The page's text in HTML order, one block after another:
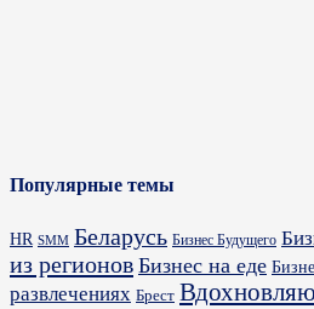
Популярные темы
HR SMM Беларусь Бизнес Будущего
из регионов Бизнес на еде
развлечениях Брест